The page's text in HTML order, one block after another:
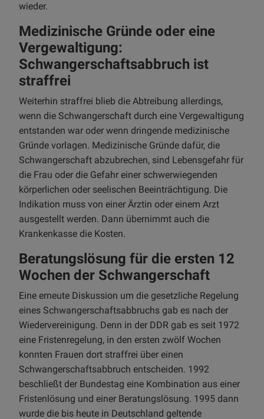
wieder.
Medizinische Gründe oder eine
Vergewaltigung:
Schwangerschaftsabbruch ist
straffrei
Weiterhin straffrei blieb die Abtreibung allerdings,
wenn die Schwangerschaft durch eine Vergewaltigung
entstanden war oder wenn dringende medizinische
Gründe vorlagen. Medizinische Gründe dafür, die
Schwangerschaft abzubrechen, sind Lebensgefahr für
die Frau oder die Gefahr einer schwerwiegenden
körperlichen oder seelischen Beeinträchtigung. Die
Indikation muss von einer Ärztin oder einem Arzt
ausgestellt werden. Dann übernimmt auch die
Krankenkasse die Kosten.
Beratungslösung für die ersten 12
Wochen der Schwangerschaft
Eine erneute Diskussion um die gesetzliche Regelung
eines Schwangerschaftsabbruchs gab es nach der
Wiedervereinigung. Denn in der DDR gab es seit 1972
eine Fristenregelung, in den ersten zwölf Wochen
konnten Frauen dort straffrei über einen
Schwangerschaftsabbruch entscheiden. 1992
beschließt der Bundestag eine Kombination aus einer
Fristenlösung und einer Beratungslösung. 1995 dann
wurde die bis heute in Deutschland geltende